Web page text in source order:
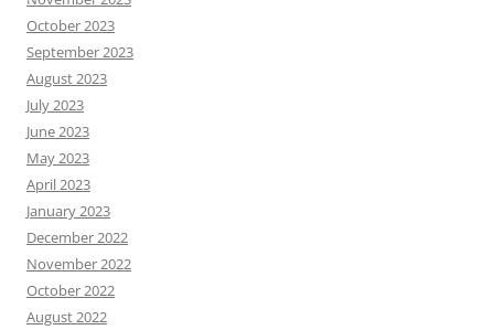
October 2023
September 2023
August 2023
July 2023
June 2023
May 2023
April 2023
January 2023
December 2022
November 2022
October 2022
August 2022